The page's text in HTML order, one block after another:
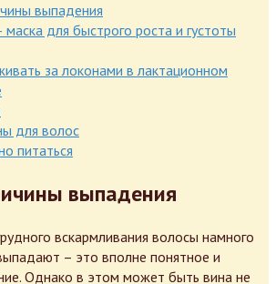
выпадения
для быстрого роста и густоты
за локонами в лактационном
для волос
питаться
выпадения
вскармливания волосы намного
– это вполне понятное и
Однако в этом может быть вина не